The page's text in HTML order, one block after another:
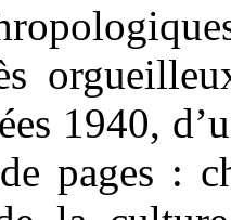
1940,
pages :